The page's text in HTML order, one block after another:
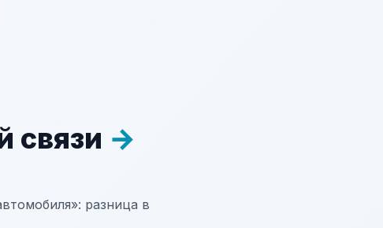
связи →
разница в